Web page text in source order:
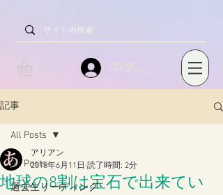
ログイン
記事
All Posts
過去生リーディング
All Posts
地球の8割は宝石で出来てい
アリアン
2018年6月11日 読了時間: 2分